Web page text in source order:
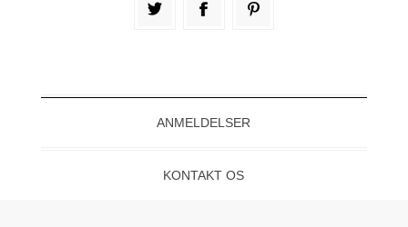
ANMELDELSER
KONTAKT OS